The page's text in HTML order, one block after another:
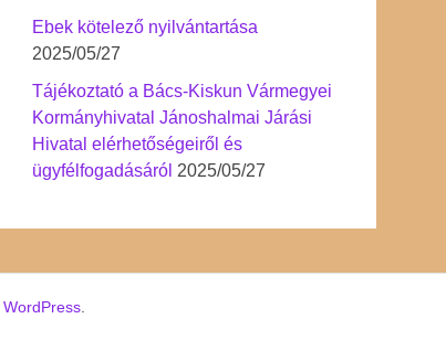
Ebek kötelező nyilvántartása
2025/05/27
Tájékoztató a Bács-Kiskun Vármegyei
Kormányhivatal Jánoshalmai Járási
Hivatal elérhetőségeiről és
ügyfélfogadásáról 2025/05/27
WordPress